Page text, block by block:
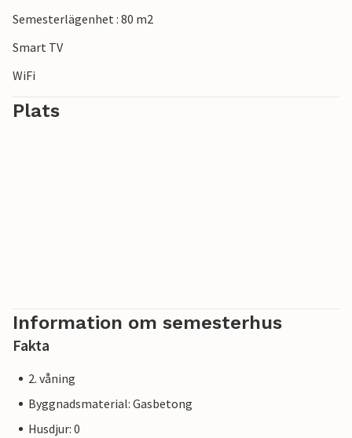
Semesterlägenhet : 80 m2
Smart TV
WiFi
Plats
Information om semesterhus
Fakta
2. våning
Byggnadsmaterial: Gasbetong
Husdjur: 0